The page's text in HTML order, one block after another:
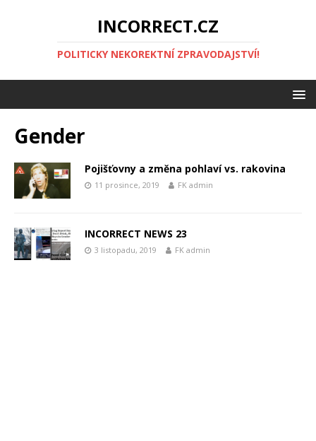
INCORRECT.CZ
POLITICKY NEKOREKTNÍ ZPRAVODAJSTVÍ!
Gender
Pojišťovny a změna pohlaví vs. rakovina
11 prosince, 2019 FK admin
INCORRECT NEWS 23
3 listopadu, 2019 FK admin